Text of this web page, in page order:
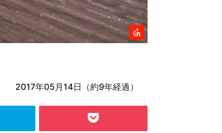
2017年05月14日（約9年経過）